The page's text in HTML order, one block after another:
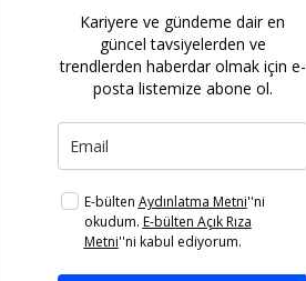
Kariyere ve gündeme dair en
güncel tavsiyelerden ve
trendlerden haberdar olmak için e-
posta listemize abone ol.
E-bülten Aydınlatma Metni''ni
okudum. E-bülten Açık Rıza
Metni''ni kabul ediyorum.